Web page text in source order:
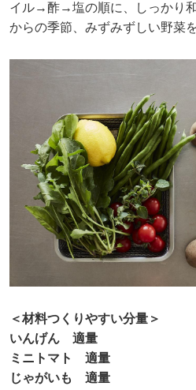
イル→酢→塩の順に、しっかり
からの季節、みずみずしい野菜
＜材料つくりやすい分量＞
いんげん 適量
ミニトマト 適量
じゃがいも 適量